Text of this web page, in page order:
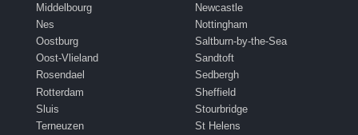
Middelbourg
Nes
Oostburg
Oost-Vlieland
Rosendael
Rotterdam
Sluis
Terneuzen
Newcastle
Nottingham
Saltburn-by-the-Sea
Sandtoft
Sedbergh
Sheffield
Stourbridge
St Helens